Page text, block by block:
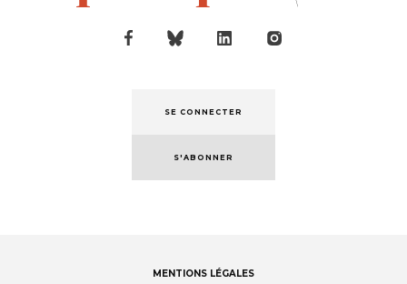
SE CONNECTER
S'ABONNER
MENTIONS LÉGALES